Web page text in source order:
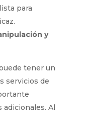
para
y
tener un
servicios de
Al